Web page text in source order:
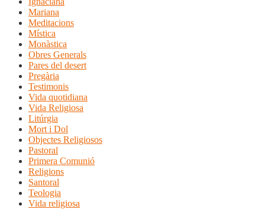
Mariana
Meditacions
Mística
Monàstica
Obres Generals
Pares del desert
Pregària
Testimonis
Vida quotidiana
Vida Religiosa
Litúrgia
Mort i Dol
Objectes Religiosos
Pastoral
Primera Comunió
Religions
Santoral
Teologia
Vida religiosa